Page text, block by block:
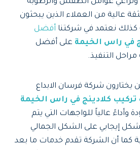
وتراعي عوامل الطقس والرطوبة
عالية من العملاء الذين يبحثون
كذلك نعتمد في شركتنا أفضل
في راس الخيمة على أفضل
التنفيذ.
يختارون شركة فرسان الابداع
كلادينج في راس الخيمة
وأداءً عالياً للواجهات التي يتم
إيجابي على الشكل الجمالي
كما أن الشركة تقدم خدمات ما بعد